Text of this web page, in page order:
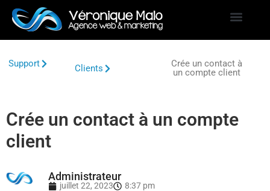
Support Clients
Crée un contact à
un compte client
Crée un contact à un compte
client
Administrateur
juillet 22, 2023 8:37 pm